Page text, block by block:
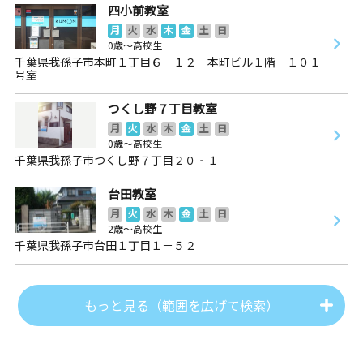
四小前教室
月 火 水 木 金 土
日
0歳～高校生
千葉県我孫子市本町１丁目６－１２ 本町ビル１階 １０１
号室
つくし野７丁目教室
月 火 水 木 金 土
日
0歳～高校生
千葉県我孫子市つくし野７丁目２０‐１
台田教室
月 火 水 木 金 土
日
2歳～高校生
千葉県我孫子市台田１丁目１－５２
もっと見る（範囲を広げて検索）